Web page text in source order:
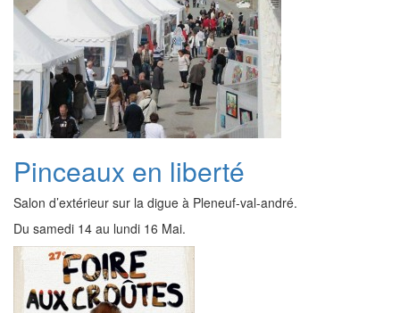
Pinceaux en liberté
Salon d’extérieur sur la digue à Pleneuf-val-andré.
Du samedi 14 au lundi 16 Mai.